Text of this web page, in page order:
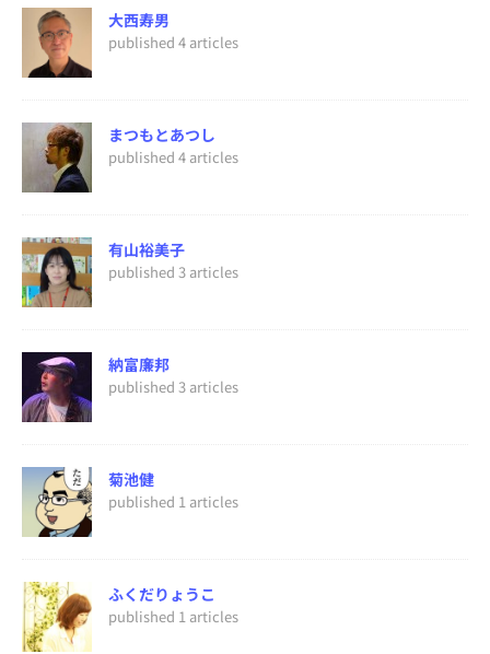
大西寿男
published 4 articles
まつもとあつし
published 4 articles
有山裕美子
published 3 articles
納富廉邦
published 3 articles
菊池健
published 1 articles
ふくだりょうこ
published 1 articles